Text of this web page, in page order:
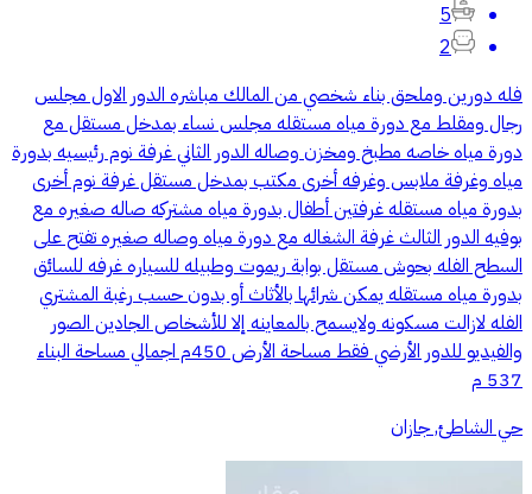
5
2
فله دورين وملحق بناء شخصي من المالك مباشره الدور الاول مجلس
رجال ومقلط مع دورة مياه مستقله مجلس نساء بمدخل مستقل مع
دورة مياه خاصه مطبخ ومخزن وصاله الدور الثاني غرفة نوم رئيسيه بدورة
مياه وغرفة ملابس وغرفه أخرى مكتب بمدخل مستقل غرفة نوم أخرى
بدورة مياه مستقله غرفتين أطفال بدورة مياه مشتركه صاله صغيره مع
بوفيه الدور الثالث غرفة الشغاله مع دورة مياه وصاله صغيره تفتح على
السطح الفله بحوش مستقل بوابة ريموت وطبيله للسياره غرفه للسائق
بدورة مياه مستقله يمكن شرائها بالأثاث أو بدون حسب رغبة المشتري
الفله لازالت مسكونه ولايسمح بالمعاينه إلا للأشخاص الجادين الصور
والفيديو للدور الأرضي فقط مساحة الأرض 450م اجمالي مساحة البناء
537 م
حي الشاطئ, جازان